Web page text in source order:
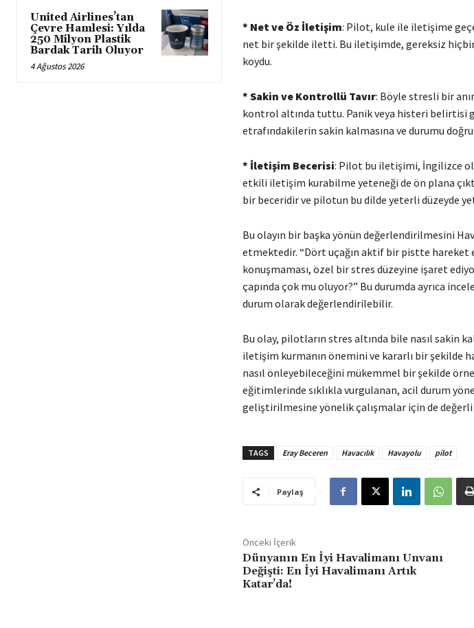
United Airlines’tan
Çevre Hamlesi: Yılda
250 Milyon Plastik
Bardak Tarih Oluyor
4 Ağustos 2026
* Net ve Öz İletişim: Pilot, kule ile iletişime
net bir şekilde iletti. Bu iletişimde, gereksiz
koydu.
* Sakin ve Kontrollü Tavır: Böyle stresli bir
kontrol altında tuttu. Panik veya histeri belirtisi
etrafındakilerin sakin kalmasına ve durumu
* İletişim Becerisi: Pilot bu iletişimi, İngilizce
etkili iletişim kurabilme yeteneği de ön plana
bir beceridir ve pilotun bu dilde yeterli düzeyde
Bu olayın bir başka yönün değerlendirilmesini
etmektedir. “Dört uçağın aktif bir pistte
konuşmaması, özel bir stres düzeyine işaret
çapında çok mu oluyor?” Bu durumda ayrıca
durum olarak değerlendirilebilir.
Bu olay, pilotların stres altında bile nasıl sakin
iletişim kurmanın önemini ve kararlı bir
nasıl önleyebileceğini mükemmel bir şekilde
eğitimlerinde sıklıkla vurgulanan, acil durum
geliştirilmesine yönelik çalışmalar için de değerli
TAGS Eray Beceren Havacılık Havayolu pilot
Paylaş
Önceki İçerik
Dünyanın En İyi Havalimanı Unvanı
Değişti: En İyi Havalimanı Artık
Katar’da!